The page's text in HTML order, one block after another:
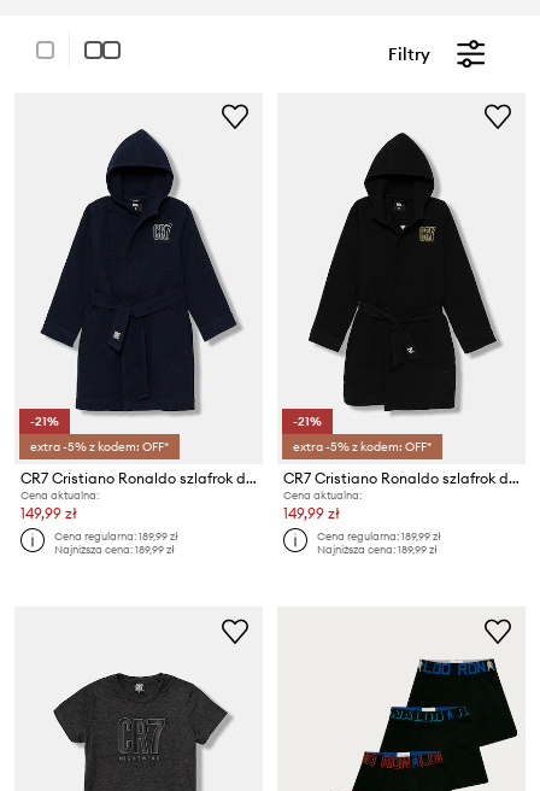
Filtry
-21%
extra -5% z kodem: OFF*
CR7 Cristiano Ronaldo szlafrok dziecięcy
Cena aktualna:
149,99 zł
Cena regularna:189,99 zł
Najniższa cena:189,99 zł
-21%
extra -5% z kodem: OFF*
CR7 Cristiano Ronaldo szlafrok dziecięcy
Cena aktualna:
149,99 zł
Cena regularna:189,99 zł
Najniższa cena:189,99 zł